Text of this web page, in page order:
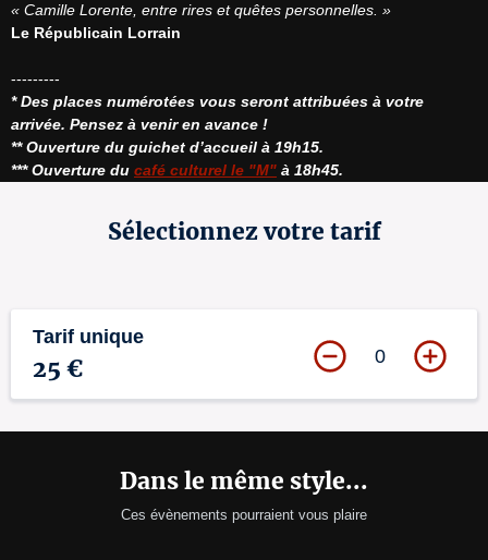
« Camille Lorente, entre rires et quêtes personnelles. »
Le Républicain Lorrain
* Des places numérotées vous seront attribuées à votre
arrivée. Pensez à venir en avance !
** Ouverture du guichet d’accueil à 19h15.
*** Ouverture du café culturel le "M" à 18h45.
Sélectionnez votre tarif
Tarif unique
25 € 0
Dans le même style...
Ces évènements pourraient vous plaire